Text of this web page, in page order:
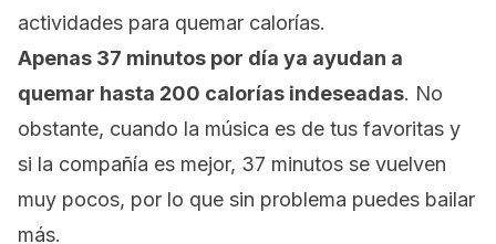
actividades para quemar calorías.
Apenas 37 minutos por día ya ayudan a
quemar hasta 200 calorías indeseadas. No
obstante, cuando la música es de tus favoritas y
si la compañía es mejor, 37 minutos se vuelven
muy pocos, por lo que sin problema puedes bailar
más.